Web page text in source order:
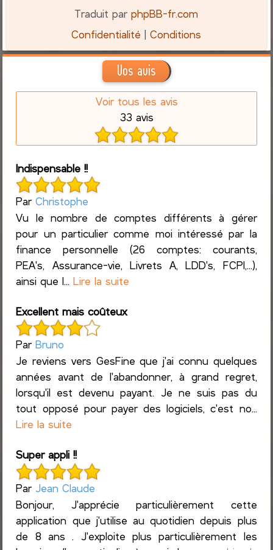
Traduit parphpBB-fr.com
Confidentialité |Conditions
Vos avis
Voir tous les avis
33 avis
Indispensable !!
ParChristophe
Vu le nombre de comptes différents à gérer
pour un particulier comme moi intéressé par la
finance personnelle (26 comptes: courants,
PEA's, Assurance-vie, Livrets A, LDD's, FCPI,...),
ainsi que l...Lire la suite
Excellent mais coûteux
ParBruno
Je reviens vers GesFine que j'ai connu quelques
années avant de l'abandonner, à grand regret,
lorsqu'il est devenu payant. Je ne suis pas du
tout opposé pour payer des logiciels, c'est no...
Lire la suite
Super appli !!
Par Jean Claude
Bonjour, J'apprécie particulièrement cette
application que j'utilise au quotidien depuis plus
de 8 ans . J'exploite plus particulièrement les